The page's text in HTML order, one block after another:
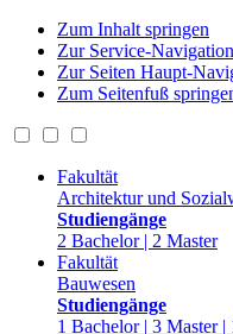
Zum Inhalt springen
Zur Service-
Zur Seiten Haupt-
Zum Seitenfuß
Fakultät
Architektur und
Studiengänge
2 Bachelor | 2 Master
Fakultät
Bauwesen
Studiengänge
1 Bachelor | 3 Master